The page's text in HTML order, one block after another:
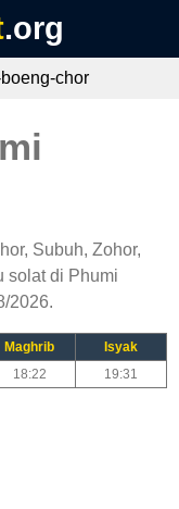
.org
chor
Subuh, Zohor,
solat di Phumi
2026.
Maghrib
Isyak
18:22 19:31